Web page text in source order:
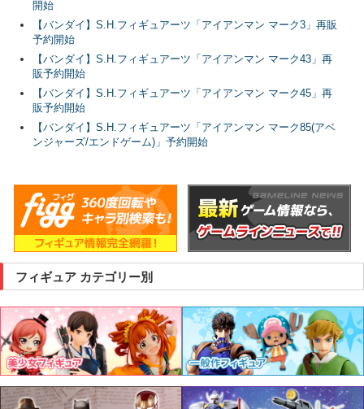
開始
【バンダイ】S.H.フィギュアーツ「アイアンマン マーク3」再販
予約開始
【バンダイ】S.H.フィギュアーツ「アイアンマン マーク43」再
販予約開始
【バンダイ】S.H.フィギュアーツ「アイアンマン マーク45」再
販予約開始
【バンダイ】S.H.フィギュアーツ「アイアンマン マーク85(アベ
ンジャーズ/エンドゲーム)」予約開始
フィギュア カテゴリー別